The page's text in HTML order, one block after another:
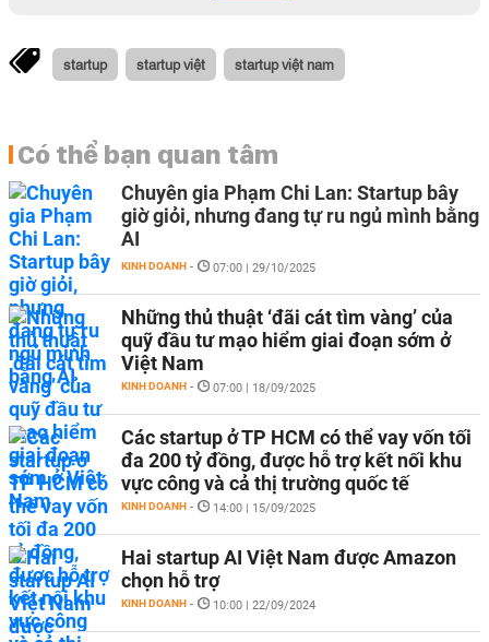
startup startup việt startup việt nam
Có thể bạn quan tâm
Chuyên gia Phạm Chi Lan: Startup bây
giờ giỏi, nhưng đang tự ru ngủ mình bằng
AI
KINH DOANH - 07:00 | 29/10/2025
Những thủ thuật ‘đãi cát tìm vàng’ của
quỹ đầu tư mạo hiểm giai đoạn sớm ở
Việt Nam
KINH DOANH - 07:00 | 18/09/2025
Các startup ở TP HCM có thể vay vốn tối
đa 200 tỷ đồng, được hỗ trợ kết nối khu
vực công và cả thị trường quốc tế
KINH DOANH - 14:00 | 15/09/2025
Hai startup AI Việt Nam được Amazon
chọn hỗ trợ
KINH DOANH - 10:00 | 22/09/2024